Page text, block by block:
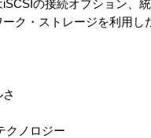
の接続オプション、
ク・ストレージを利用
クノロジー